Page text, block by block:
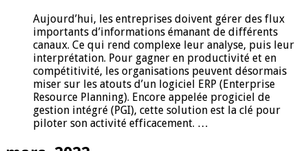
Aujourd’hui, les entreprises doivent gérer des flux
importants d’informations émanant de différents
canaux. Ce qui rend complexe leur analyse, puis leur
interprétation. Pour gagner en productivité et en
compétitivité, les organisations peuvent désormais
miser sur les atouts d’un logiciel ERP (Enterprise
Resource Planning). Encore appelée progiciel de
gestion intégré (PGI), cette solution est la clé pour
piloter son activité efficacement. …